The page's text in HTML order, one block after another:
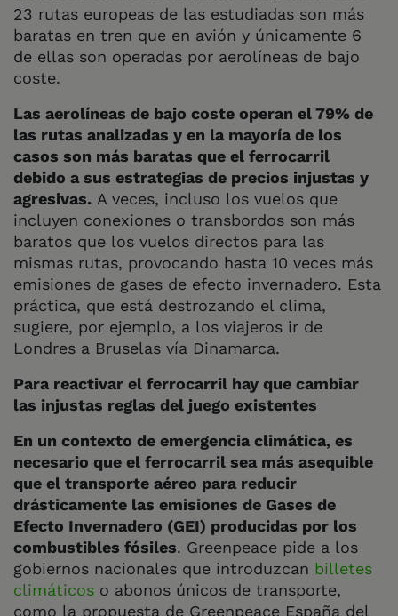
23 rutas europeas de las estudiadas son más
baratas en tren que en avión y únicamente 6
de ellas son operadas por aerolíneas de bajo
coste.
Las aerolíneas de bajo coste operan el 79% de
las rutas analizadas y en la mayoría de los
casos son más baratas que el ferrocarril
debido a sus estrategias de precios injustas y
agresivas. A veces, incluso los vuelos que
incluyen conexiones o transbordos son más
baratos que los vuelos directos para las
mismas rutas, provocando hasta 10 veces más
emisiones de gases de efecto invernadero. Esta
práctica, que está destrozando el clima,
sugiere, por ejemplo, a los viajeros ir de
Londres a Bruselas vía Dinamarca.
Para reactivar el ferrocarril hay que cambiar
las injustas reglas del juego existentes
En un contexto de emergencia climática, es
necesario que el ferrocarril sea más asequible
que el transporte aéreo para reducir
drásticamente las emisiones de Gases de
Efecto Invernadero (GEI) producidas por los
combustibles fósiles. Greenpeace pide a los
gobiernos nacionales que introduzcan billetes
climáticos o abonos únicos de transporte,
como la propuesta de Greenpeace España del